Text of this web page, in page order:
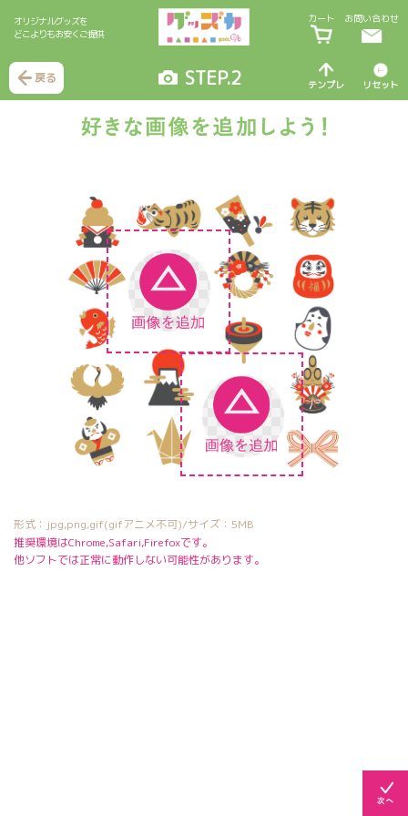
オリジナルグッズを
どこよりもお安くご提供
カート お問い合わせ
戻る STEP.2 テンプレ リセット
形式：jpg,png,gif(gifアニメ不可)/サイズ：5MB
推奨環境はChrome,Safari,Firefoxです。
他ソフトでは正常に動作しない可能性があります。